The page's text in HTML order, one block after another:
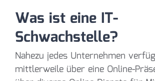
Was ist eine IT-
Schwachstelle?
Nahezu jedes Unternehmen
mittlerweile über eine Online-